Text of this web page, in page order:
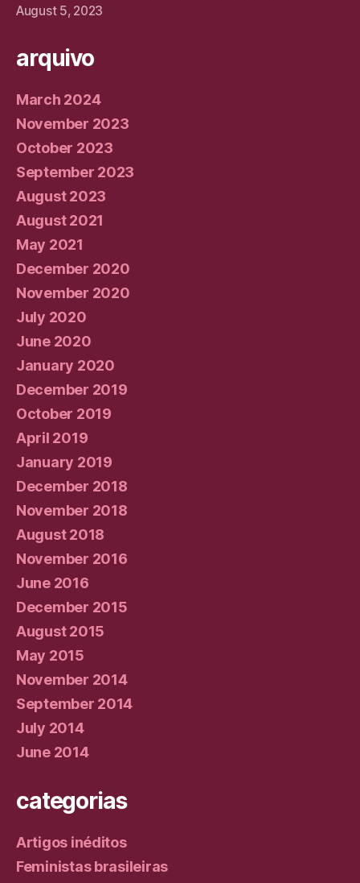
August 5, 2023
arquivo
March 2024
November 2023
October 2023
September 2023
August 2023
August 2021
May 2021
December 2020
November 2020
July 2020
June 2020
January 2020
December 2019
October 2019
April 2019
January 2019
December 2018
November 2018
August 2018
November 2016
June 2016
December 2015
August 2015
May 2015
November 2014
September 2014
July 2014
June 2014
categorias
Artigos inéditos
Feministas brasileiras